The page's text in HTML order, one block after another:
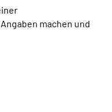
machen und